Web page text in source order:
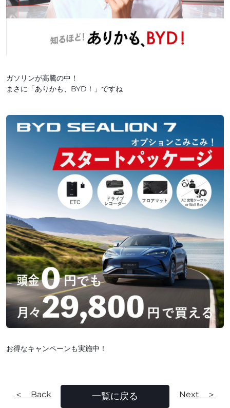
ガソリンが高騰の中！
まさに「ありかも、BYD！」ですね
お得なキャンペーンも実施中！
＜ Back 一覧に戻る Next ＞